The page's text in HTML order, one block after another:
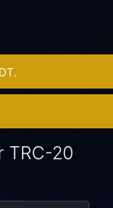
TRC-20